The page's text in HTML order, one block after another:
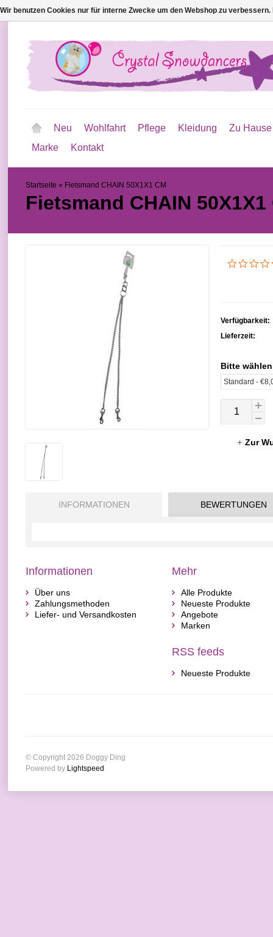
Neu Wohlfahrt Pflege Kleidung
Zu Hause
Marke
Kontakt
Startseite » Fietsmand CHAIN ​​50X1X1 CM
Fietsmand CHAIN ​​50X1X1
Verfügbarkeit:
Lieferzeit:
Bitte
Zur
INFORMATIONEN BEWERTUNGEN
Informationen
Über uns
Zahlungsmethoden
Liefer- und Versandkosten
Mehr
Alle Produkte
Neueste Produkte
Angebote
Marken
RSS feeds
Neueste Produkte
© Copyright 2026 Doggy Ding
Powered by Lightspeed
Wir benutzen Cookies nur für interne Zwecke um den Webshop zu